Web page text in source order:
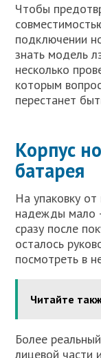
Чтобы
подключении
знать модель
несколько
которым
перестанет
Корпус
батарея
На упаковку
надежды мало
сразу после
осталось
посмотреть в
Читайте
Более
лицевой части